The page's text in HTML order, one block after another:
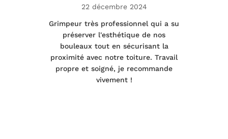
22 décembre 2024
Grimpeur très professionnel qui a su
préserver l'esthétique de nos
bouleaux tout en sécurisant la
proximité avec notre toiture. Travail
propre et soigné, je recommande
vivement !